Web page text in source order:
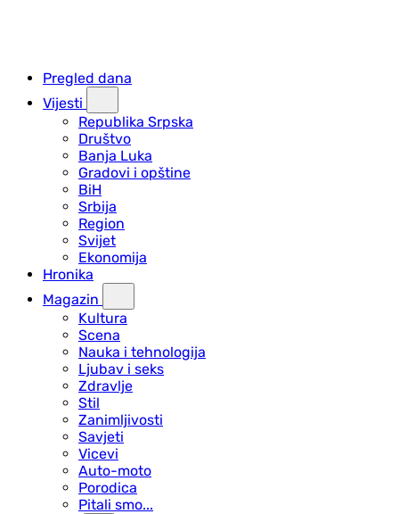
Pregled dana
Vijesti
Republika Srpska
Društvo
Banja Luka
Gradovi i opštine
BiH
Srbija
Region
Svijet
Ekonomija
Hronika
Magazin
Kultura
Scena
Nauka i tehnologija
Ljubav i seks
Zdravlje
Stil
Zanimljivosti
Savjeti
Vicevi
Auto-moto
Porodica
Pitali smo...